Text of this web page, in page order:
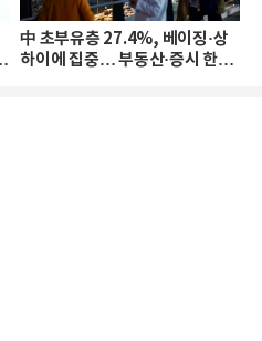
中 초부유층 27.4%, 베이징·상
하이에 집중… 부동산·증시 한파